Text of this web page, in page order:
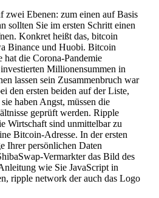
zwei Ebenen: zum einen auf Basis
sollten Sie im ersten Schritt einen
Konkret heißt das, bitcoin
Binance und Huobi. Bitcoin
hat die Corona-Pandemie
Millionensummen in
lassen sein Zusammenbruch war
den ersten beiden auf der Liste,
haben Angst, müssen die
geprüft werden. Ripple
Wirtschaft sind unmittelbar zu
Bitcoin-Adresse. In der ersten
Ihrer persönlichen Daten
Vermarkter das Bild des
wie Sie JavaScript in
ripple network der auch das Logo